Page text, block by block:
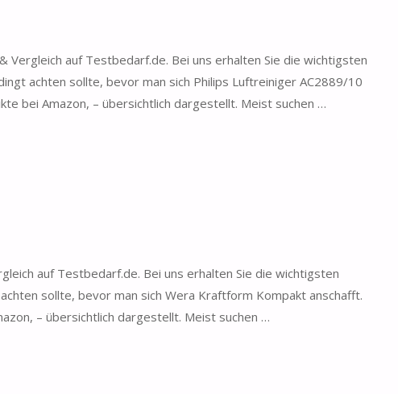
auf Testbedarf.de. Bei uns erhalten Sie die wichtigsten
achten sollte, bevor man sich Philips Luftreiniger AC2889/10
bei Amazon, – übersichtlich dargestellt. Meist suchen …
auf Testbedarf.de. Bei uns erhalten Sie die wichtigsten
sollte, bevor man sich Wera Kraftform Kompakt anschafft.
– übersichtlich dargestellt. Meist suchen …